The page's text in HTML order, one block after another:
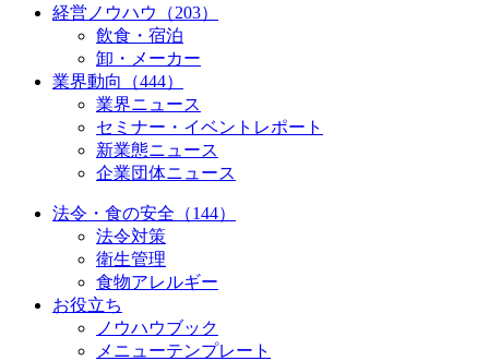
経営ノウハウ（203）
飲食・宿泊
卸・メーカー
業界動向（444）
業界ニュース
セミナー・イベントレポート
新業態ニュース
企業団体ニュース
法令・食の安全（144）
法令対策
衛生管理
食物アレルギー
お役立ち
ノウハウブック
メニューテンプレート